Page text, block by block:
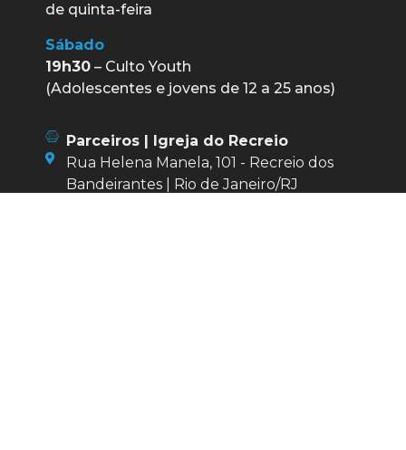
de quinta-feira
Sábado
19h30 – Culto Youth
(Adolescentes e jovens de 12 a 25 anos)
Parceiros | Igreja do Recreio
Rua Helena Manela, 101 - Recreio dos
Bandeirantes | Rio de Janeiro/RJ